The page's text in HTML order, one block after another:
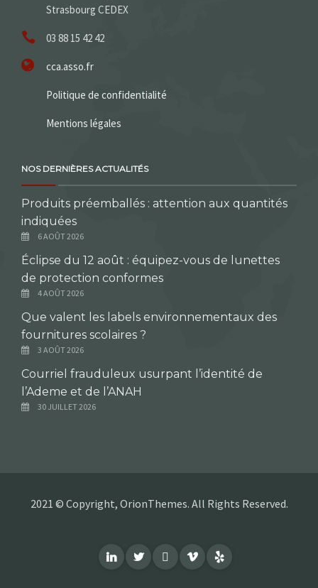
Strasbourg CEDEX
03 88 15 42 42
cca.asso.fr
Politique de confidentialité
Mentions légales
NOS DERNIÈRES ACTUALITÉS
Produits préemballés : attention aux quantités
indiquées
6 AOÛT 2026
Éclipse du 12 août : équipez-vous de lunettes
de protection conformes
4 AOÛT 2026
Que valent les labels environnementaux des
fournitures scolaires ?
3 AOÛT 2026
Courriel frauduleux usurpant l’identité de
l’Ademe et de l’ANAH
30 JUILLET 2026
2021 © Copyright, OrionThemes. All Rights Reserved.